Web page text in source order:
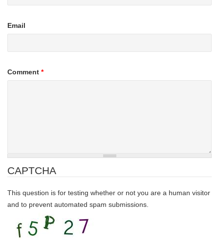
Email
Comment *
CAPTCHA
This question is for testing whether or not you are a human visitor
and to prevent automated spam submissions.